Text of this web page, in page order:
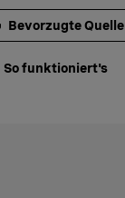
Bevorzugte Quelle
So funktioniert's